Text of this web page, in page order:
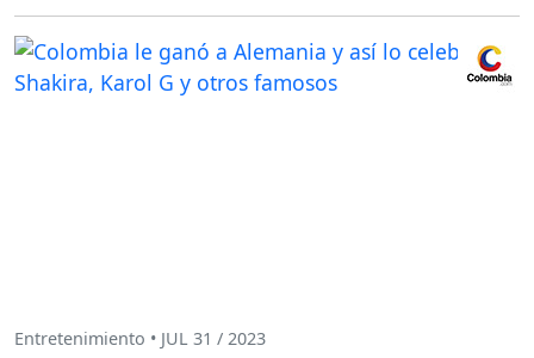
Entretenimiento • JUL 31 / 2023